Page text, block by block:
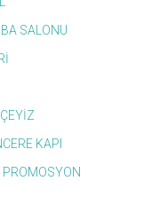
SALONU
KAPI